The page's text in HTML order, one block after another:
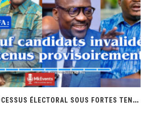
F
ECOFA : UN PROCESSUS ÉLECTORAL SOUS FORTES TENSIONS ET ACCUSATIONS DE FAVORITISME